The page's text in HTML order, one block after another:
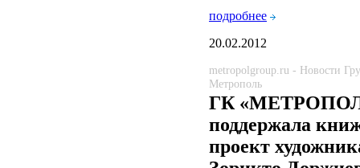
подробнее
20.02.2012
metropolgroup.ru - Новости
Метрополь
ГК
поддержала
проект